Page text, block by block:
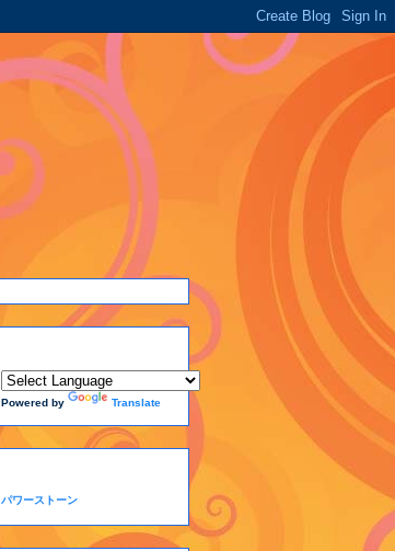
Powered by Translate
パワーストーン